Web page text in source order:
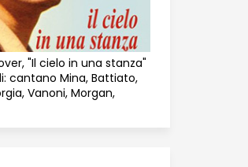
"Il cielo in una stanza"
cantano Mina, Battiato,
Vanoni, Morgan,